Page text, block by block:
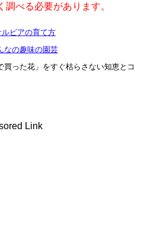
べる必要があります。
ビアの育て方
なの趣味の園芸
った花」をすぐ枯らさない知恵とコ
Link